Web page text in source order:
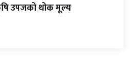
उपजको थोक मूल्य